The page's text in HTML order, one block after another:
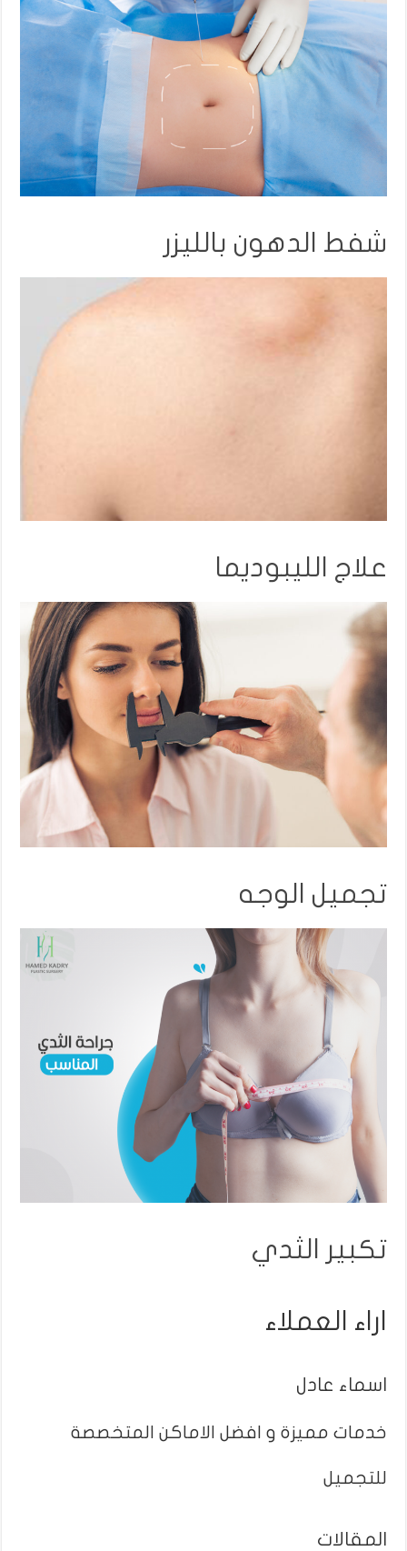
شفط الدهون بالليزر
علاج الليبوديما
تجميل الوجه
تكبير الثدي
اراء العملاء
اسماء عادل
خدمات مميزة و افضل الاماكن المتخصصة
للتجميل
المقالات